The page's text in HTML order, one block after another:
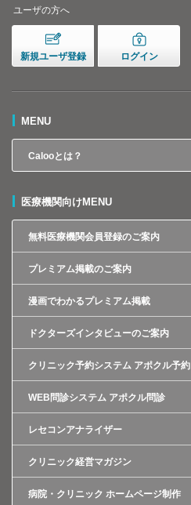
ユーザの方へ
新規ユーザ登録 ログイン
MENU
Calooとは？
医療機関向けMENU
無料医療機関会員登録のご案内
プレミアム掲載のご案内
漫画でわかるプレミアム掲載
ドクターズインタビューのご案内
クリニック予約システム アポクル予約
WEB問診システム アポクル問診
レセコンアナライザー
クリニック経営マガジン
病院・クリニック ホームページ制作